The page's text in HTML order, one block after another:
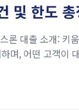
및 한도
론 대출 소개: 키
며, 어떤 고객이